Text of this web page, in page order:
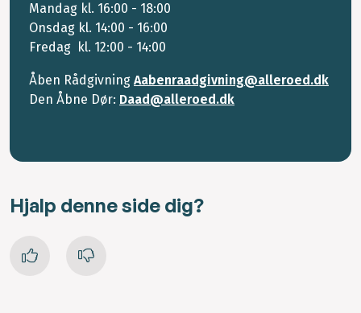
Mandag kl. 16:00 - 18:00
Onsdag kl. 14:00 - 16:00
Fredag kl. 12:00 - 14:00
Åben Rådgivning Aabenraadgivning@alleroed.dk
Den Åbne Dør: Daad@alleroed.dk
Hjalp denne side dig?